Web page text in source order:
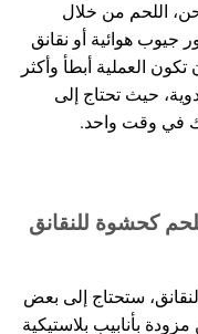
اللحم من خلال
جيوب هوائية أو نقانق
العملية أبطأ وأكثر
حيث تحتاج إلى
في وقت واحد.
كحشوة للنقانق
ستحتاج إلى بعض
بأنابيب بلاستيكية